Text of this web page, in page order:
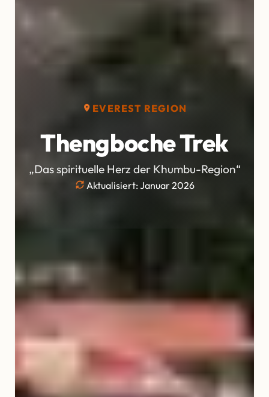
EVEREST REGION
Thengboche Trek
„Das spirituelle Herz der Khumbu-Region“
Aktualisiert: Januar 2026